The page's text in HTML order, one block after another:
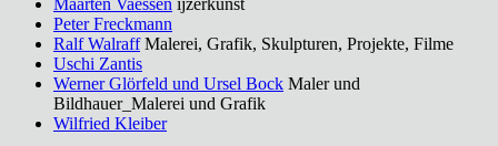
Maarten Vaessen ijzerkunst
Peter Freckmann
Ralf WalraffMalerei, Grafik, Skulpturen, Projekte, Filme
Uschi Zantis
Werner Glörfeld und Ursel Bock Maler und
Bildhauer_Malerei und Grafik
Wilfried Kleiber